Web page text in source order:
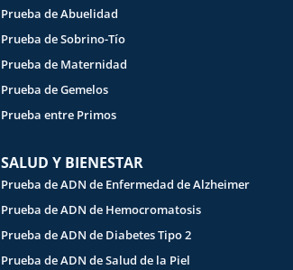
Prueba de Abuelidad
Prueba de Sobrino-Tío
Prueba de Maternidad
Prueba de Gemelos
Prueba entre Primos
SALUD Y BIENESTAR
Prueba de ADN de Enfermedad de Alzheimer
Prueba de ADN de Hemocromatosis
Prueba de ADN de Diabetes Tipo 2
Prueba de ADN de Salud de la Piel